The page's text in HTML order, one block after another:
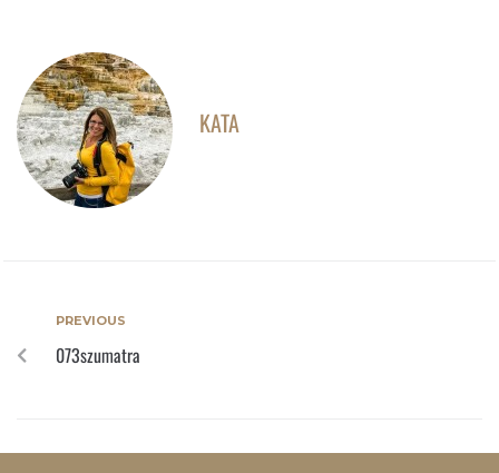
KATA
PREVIOUS
073szumatra